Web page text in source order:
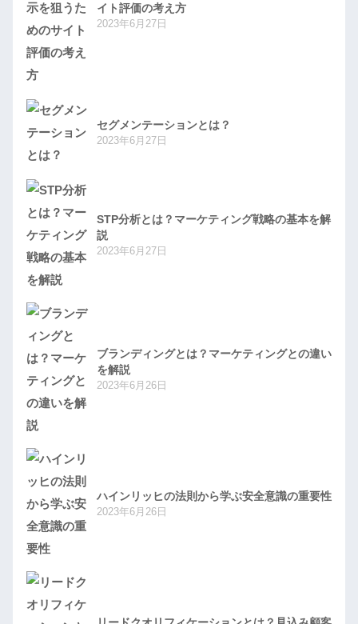
イト評価の考え方
2023年6月27日
セグメンテーションとは？
2023年6月27日
STP分析とは？マーケティング戦略の基本を解
説
2023年6月27日
ブランディングとは？マーケティングとの違い
を解説
2023年6月26日
ハインリッヒの法則から学ぶ安全意識の重要性
2023年6月26日